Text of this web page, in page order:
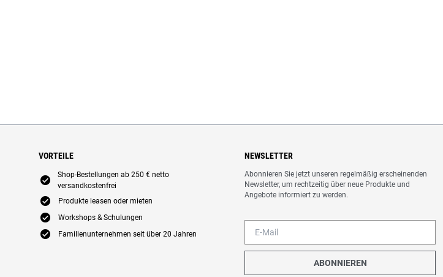
VORTEILE
E
Shop-Bestellungen ab 250 € netto
versandkostenfrei
E Produkte leasen oder mieten
E Workshops & Schulungen
E Familienunternehmen seit über 20 Jahren
NEWSLETTER
Abonnieren Sie jetzt unseren regelmäßig erscheinenden
Newsletter, um rechtzeitig über neue Produkte und
Angebote informiert zu werden.
ABONNIEREN